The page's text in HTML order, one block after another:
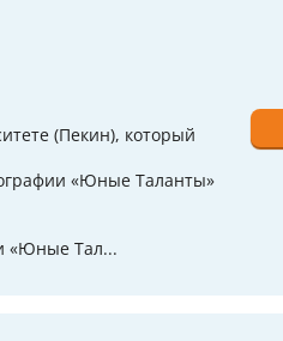
(Пекин), который
«Юные Таланты»
«Юные Тал...